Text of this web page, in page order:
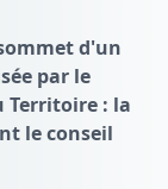
d'un
par le
: la
le conseil